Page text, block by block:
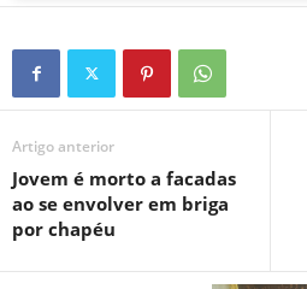
Artigo anterior
Jovem é morto a facadas
ao se envolver em briga
por chapéu